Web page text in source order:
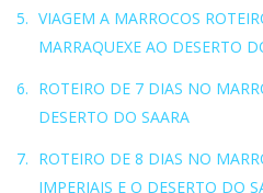
VIAGEM A MARROCOS
MARRAQUEXE AO DESERTO
ROTEIRO DE 7 DIAS NO
DESERTO DO SAARA
ROTEIRO DE 8 DIAS NO
IMPERIAIS E O DESERTO DO